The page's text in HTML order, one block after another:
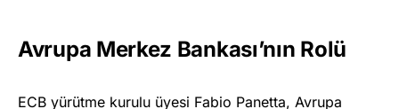
Avrupa Merkez Bankası’nın Rolü
ECB yürütme kurulu üyesi Fabio Panetta, Avrupa